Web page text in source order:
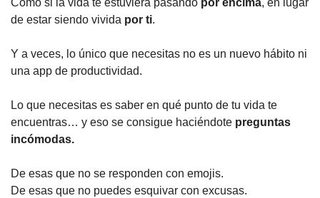
Como si la vida te estuviera pasando por encima, en lugar
de estar siendo vivida por ti.
Y a veces, lo único que necesitas no es un nuevo hábito ni
una app de productividad.
Lo que necesitas es saber en qué punto de tu vida te
encuentras… y eso se consigue haciéndote preguntas
incómodas.
De esas que no se responden con emojis.
De esas que no puedes esquivar con excusas.